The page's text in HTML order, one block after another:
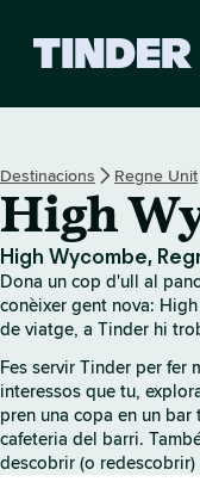
n
i
i
Destinacions Regne Unit
High
High Wycombe,
Dona un cop d'ull al
conèixer gent nova:
de viatge, a Tinder hi
Fes servir Tinder per fer
interessos que tu,
pren una copa en un
cafeteria del barri.
descobrir (o